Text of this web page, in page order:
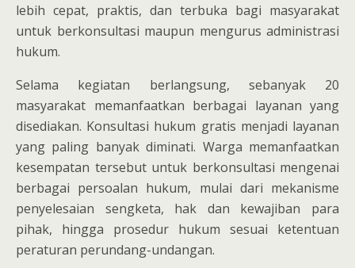
lebih cepat, praktis, dan terbuka bagi masyarakat
untuk berkonsultasi maupun mengurus administrasi
hukum.
Selama kegiatan berlangsung, sebanyak 20
masyarakat memanfaatkan berbagai layanan yang
disediakan. Konsultasi hukum gratis menjadi layanan
yang paling banyak diminati. Warga memanfaatkan
kesempatan tersebut untuk berkonsultasi mengenai
berbagai persoalan hukum, mulai dari mekanisme
penyelesaian sengketa, hak dan kewajiban para
pihak, hingga prosedur hukum sesuai ketentuan
peraturan perundang-undangan.